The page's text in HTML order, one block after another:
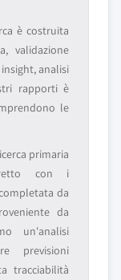
è costruita
validazione
analisi
rapporti è
le
primaria
con i
da
da
un'analisi
previsioni
tracciabilità